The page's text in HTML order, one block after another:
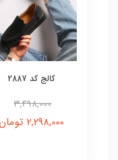
کالج کد 2887
3,498,000
2,298,000 تومان